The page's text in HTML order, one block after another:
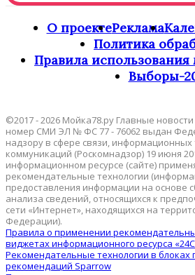
О проектеРеклама
Политика
Правила использования
Выборы-
©2017 - 2026 Мойка78.ру Главные
номер СМИ ЭЛ № ФС 77 - 76062 выдан
надзору в сфере связи, информационных
коммуникаций (Роскомнадзор) 19 июня
информационном ресурсе (сайте)
рекомендательные технологии
предоставления информации на основе
анализа сведений, относящихся к
сети «Интернет», находящихся на
Федерации).
Правила о применении
виджетах информационного ресурса
Рекомендательные технологии в
рекомендаций Sparrow